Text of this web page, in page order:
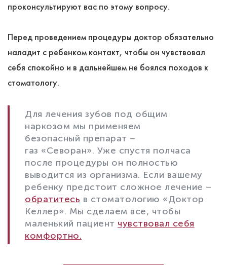
проконсультируют вас по этому вопросу.
Перед проведением процедуры доктор обязательно
наладит с ребенком контакт, чтобы он чувствовал
себя спокойно и в дальнейшем не боялся походов к
стоматологу.
Для лечения зубов под общим
наркозом мы применяем
безопасный препарат –
газ «Севоран». Уже спустя полчаса
после процедуры он полностью
выводится из организма. Если вашему
ребенку предстоит сложное лечение –
обратитесь в стоматологию «Доктор
Келлер». Мы сделаем все, чтобы
маленький пациент чувствовал себя
комфортно.